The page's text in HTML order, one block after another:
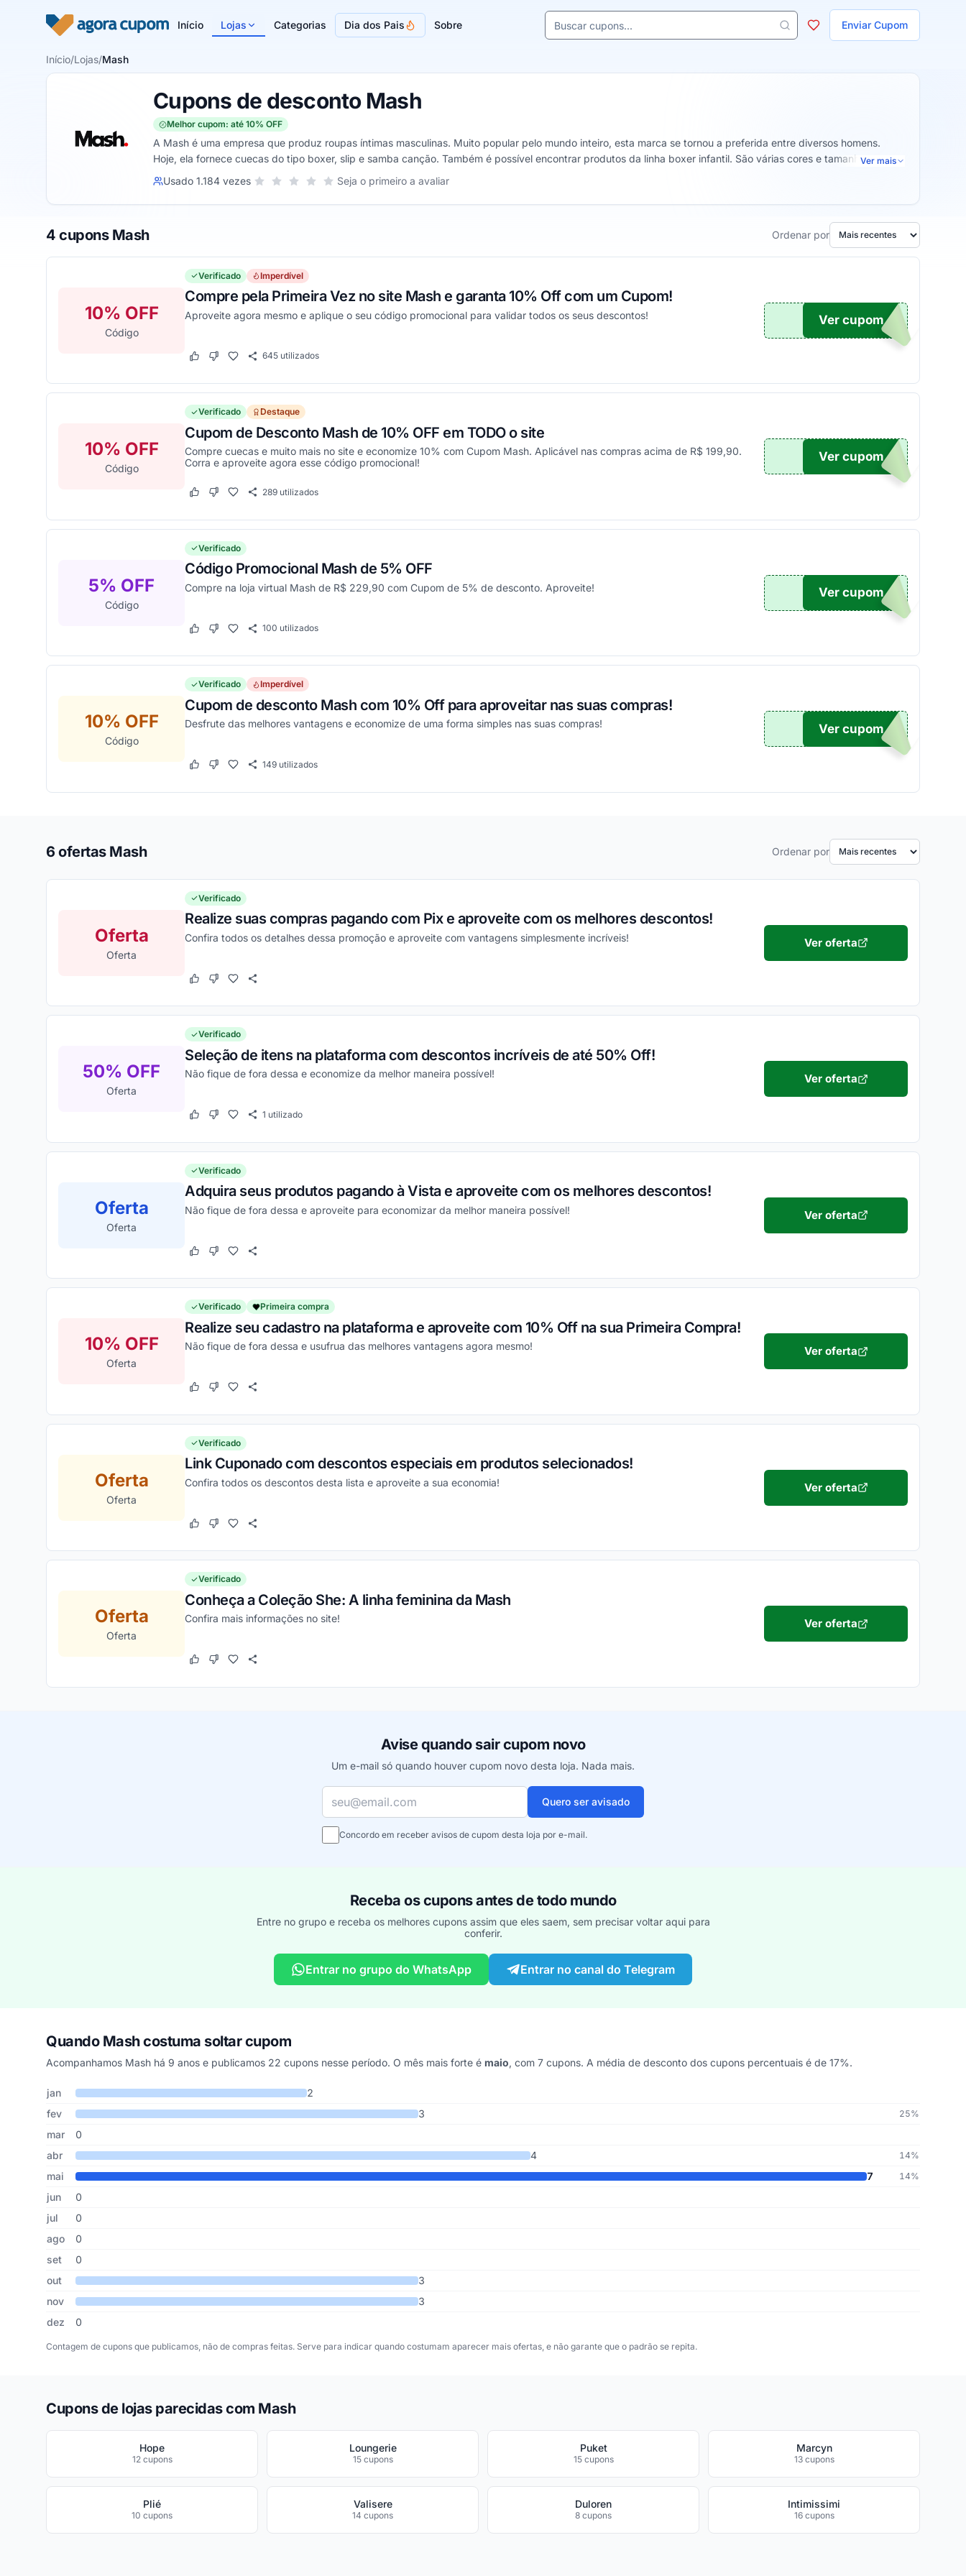
Início Lojas Categorias Dia dos Pais Sobre Enviar Cupom
Buscar cupons e lojas
Início/Lojas/Mash
Cupons de desconto Mash
Melhor cupom: até 10% OFF
A Mash é uma empresa que produz roupas íntimas masculinas. Muito popular pelo mundo inteiro, esta marca se tornou a preferida entre diversos homens.
Hoje, ela fornece cuecas do tipo boxer, slip e samba canção. Também é possível encontrar produtos da linha boxer infantil. São várias cores e tamanhos para
atender todos os gostos e necessidades.
Ver mais
Usado 1.184 vezesSua nota para Mash, de 1 a 5 estrelas
5 estrelas
4 estrelas
3 estrelas
2 estrelas
1 estrela Seja o primeiro a avaliar
4 cupons Mash Ordenar por
10% OFF
Código
Verificado Imperdível
Compre pela Primeira Vez no site Mash e garanta 10% Off com um Cupom!
Aproveite agora mesmo e aplique o seu código promocional para validar todos os seus descontos!
Este cupom funcionou
Este cupom não funcionou
645 utilizados
MASH
Ver cupom
10% OFF
Código
Verificado Destaque
Cupom de Desconto Mash de 10% OFF em TODO o site
Compre cuecas e muito mais no site e economize 10% com Cupom Mash. Aplicável nas compras acima de R$ 199,90.
Corra e aproveite agora esse código promocional!
Este cupom funcionou
Este cupom não funcionou
289 utilizados
0OFF
Ver cupom
5% OFF
Código
Verificado
Código Promocional Mash de 5% OFF
Compre na loja virtual Mash de R$ 229,90 com Cupom de 5% de desconto. Aproveite!
Este cupom funcionou
Este cupom não funcionou
100 utilizados
5OFF
Ver cupom
10% OFF
Código
Verificado Imperdível
Cupom de desconto Mash com 10% Off para aproveitar nas suas compras!
Desfrute das melhores vantagens e economize de uma forma simples nas suas compras!
Este cupom funcionou
Este cupom não funcionou
149 utilizados
MASH
Ver cupom
6 ofertas Mash Ordenar por
Oferta
Oferta
Verificado
Realize suas compras pagando com Pix e aproveite com os melhores descontos!
Confira todos os detalhes dessa promoção e aproveite com vantagens simplesmente incríveis!
Este cupom funcionou
Este cupom não funcionou
Ver oferta
50% OFF
Oferta
Verificado
Seleção de itens na plataforma com descontos incríveis de até 50% Off!
Não fique de fora dessa e economize da melhor maneira possível!
Este cupom funcionou
Este cupom não funcionou
1 utilizado
Ver oferta
Oferta
Oferta
Verificado
Adquira seus produtos pagando à Vista e aproveite com os melhores descontos!
Não fique de fora dessa e aproveite para economizar da melhor maneira possível!
Este cupom funcionou
Este cupom não funcionou
Ver oferta
10% OFF
Oferta
Verificado Primeira compra
Realize seu cadastro na plataforma e aproveite com 10% Off na sua Primeira Compra!
Não fique de fora dessa e usufrua das melhores vantagens agora mesmo!
Este cupom funcionou
Este cupom não funcionou
Ver oferta
Oferta
Oferta
Verificado
Link Cuponado com descontos especiais em produtos selecionados!
Confira todos os descontos desta lista e aproveite a sua economia!
Este cupom funcionou
Este cupom não funcionou
Ver oferta
Oferta
Oferta
Verificado
Conheça a Coleção She: A linha feminina da Mash
Confira mais informações no site!
Este cupom funcionou
Este cupom não funcionou
Ver oferta
Avise quando sair cupom novo
Um e-mail só quando houver cupom novo desta loja. Nada mais.
Seu e-mail
Quero ser avisado
Concordo em receber avisos de cupom desta loja por e-mail.
Receba os cupons antes de todo mundo
Entre no grupo e receba os melhores cupons assim que eles saem, sem precisar voltar aqui para
conferir.
Entrar no grupo do WhatsApp Entrar no canal do Telegram
Quando Mash costuma soltar cupom
Acompanhamos Mash há 9 anos e publicamos 22 cupons nesse período. O mês mais forte é maio, com 7 cupons. A média de desconto dos cupons percentuais é de 17%.
Cupons de Mash publicados por mês, somando os últimos 9 anos
Mês Cupons publicadosDesconto médio
jan
2
fev
3 25%
mar
0
abr
4 14%
mai 7 14%
jun
0
jul
0
ago
0
set
0
out
3
nov
3
dez
0
Contagem de cupons que publicamos, não de compras feitas. Serve para indicar quando costumam aparecer mais ofertas, e não garante que o padrão se repita.
Cupons de lojas parecidas com Mash
Hope
12 cupons
Loungerie
15 cupons
Puket
15 cupons
Marcyn
13 cupons
Plié
10 cupons
Valisere
14 cupons
Duloren
8 cupons
Intimissimi
16 cupons